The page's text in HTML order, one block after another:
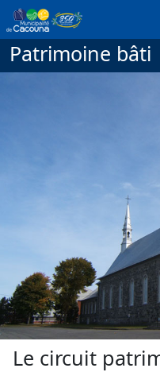
Passer au contenu principal
Patrimoine bâti
Le circuit